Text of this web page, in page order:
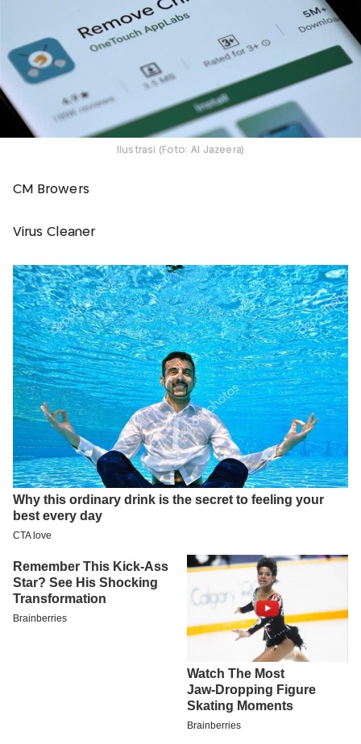
Ilustrasi (Foto: Al Jazeera)
CM Browers
Virus Cleaner